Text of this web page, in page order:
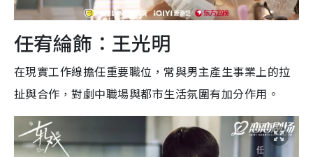
任宥綸飾：王光明
在現實工作線擔任重要職位，常與男主產生事業上的拉
扯與合作，對劇中職場與都市生活氛圍有加分作用。